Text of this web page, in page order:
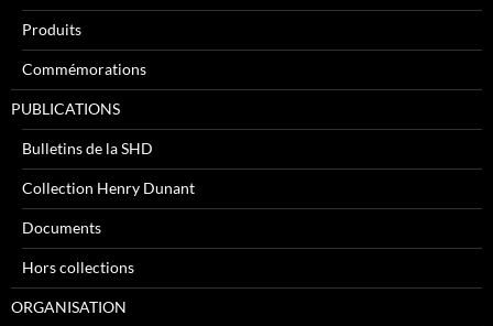
Produits
Commémorations
PUBLICATIONS
Bulletins de la SHD
Collection Henry Dunant
Documents
Hors collections
ORGANISATION